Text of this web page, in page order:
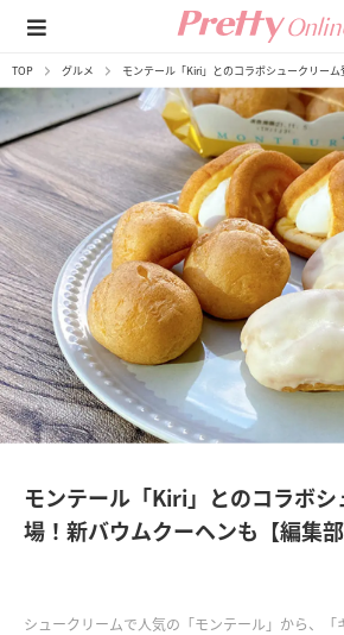
TOP グルメ モンテール「Kiri」とのコラボシュークリー
モンテール「Kiri」とのコラボ
場！新バウムクーヘンも【編集部
シュークリームで人気の「モンテール」から、「